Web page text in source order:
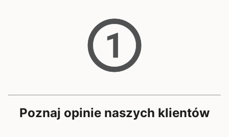
Poznaj opinie naszych klientów